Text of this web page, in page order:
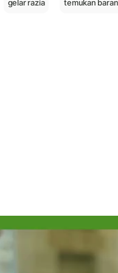
gelar razia temukan